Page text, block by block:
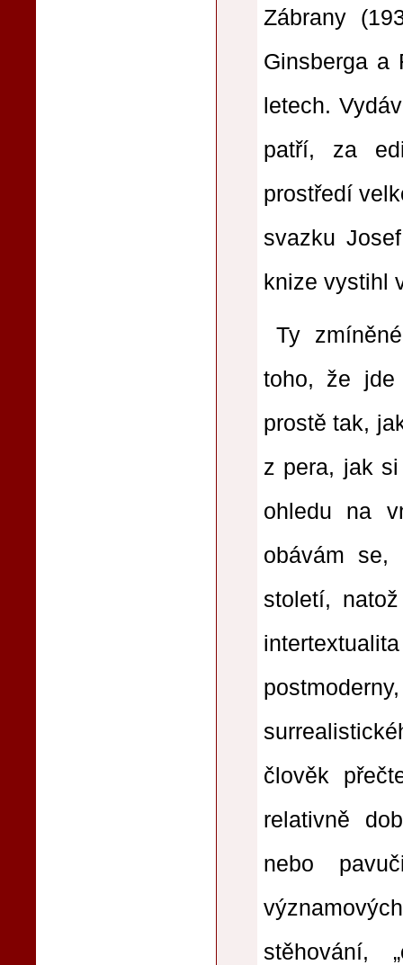
Zábrany
Ginsberga a
letech.
patří, za
prostředí
svazku
knize vystihl
Ty
toho, že jde
prostě tak,
z pera, jak
ohledu na
obávám
století,
člověk
relativně
nebo